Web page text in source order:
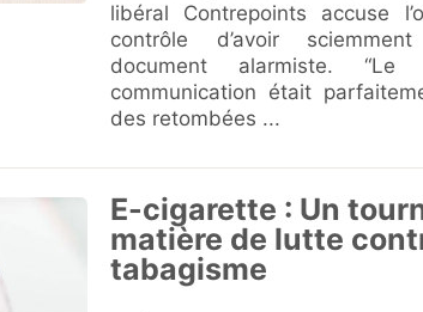
libéral Contrepoints accuse
contrôle d’avoir
document alarmiste.
communication était
des retombées ...
E-cigarette : Un
matière de lutte
tabagisme